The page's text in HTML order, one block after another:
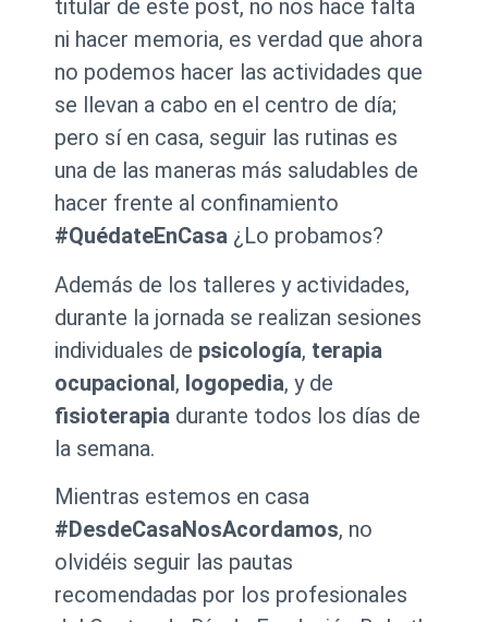
titular de este post, no nos hace falta
ni hacer memoria, es verdad que ahora
no podemos hacer las actividades que
se llevan a cabo en el centro de día;
pero sí en casa, seguir las rutinas es
una de las maneras más saludables de
hacer frente al confinamiento
#QuédateEnCasa ¿Lo probamos?
Además de los talleres y actividades,
durante la jornada se realizan sesiones
individuales de psicología, terapia
ocupacional, logopedia, y de
fisioterapia durante todos los días de
la semana.
Mientras estemos en casa
#DesdeCasaNosAcordamos, no
olvidéis seguir las pautas
recomendadas por los profesionales